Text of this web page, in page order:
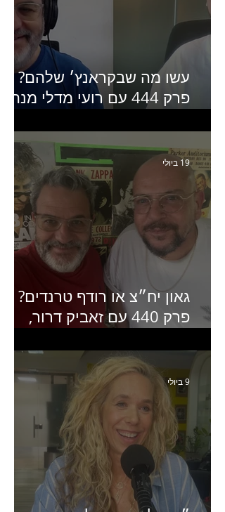
עשו מה שבקראנץ׳ שלהם?
פרק 444 עם רועי מדלי מנהל
האחרון של קראנץ׳
גאון יח״צ או רודף טרנדים?
פרק 440 עם זאביק דרור,
ותקשורת
19 ביולי
9 ביולי